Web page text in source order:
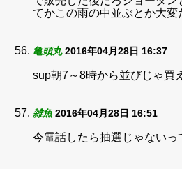
てかこの雨の中並ぶとか大変
亀頭丸 2016年04月28日 16:37
sup朝7～8時から並びじゃ買
雑魚 2016年04月28日 16:51
今電話したら抽選じゃないっ